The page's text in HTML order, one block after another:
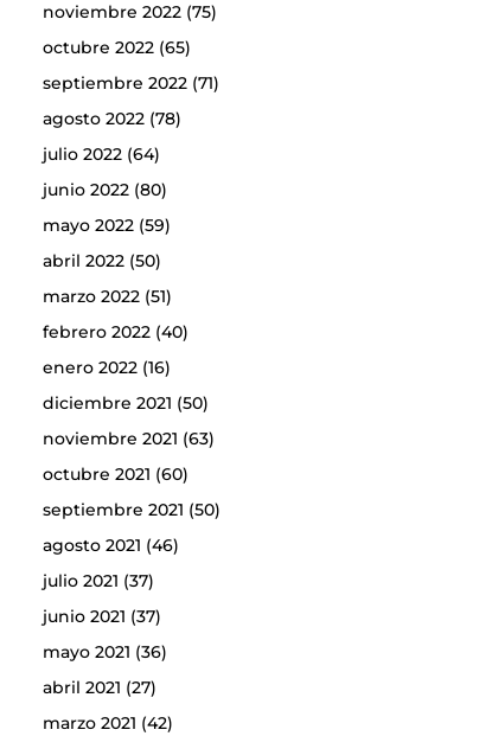
noviembre 2022(75)
octubre 2022(65)
septiembre 2022(71)
agosto 2022(78)
julio 2022(64)
junio 2022(80)
mayo 2022(59)
abril 2022(50)
marzo 2022(51)
febrero 2022(40)
enero 2022(16)
diciembre 2021 (50)
noviembre 2021 (63)
octubre 2021 (60)
septiembre 2021 (50)
agosto 2021 (46)
julio 2021 (37)
junio 2021 (37)
mayo 2021 (36)
abril 2021 (27)
marzo 2021 (42)